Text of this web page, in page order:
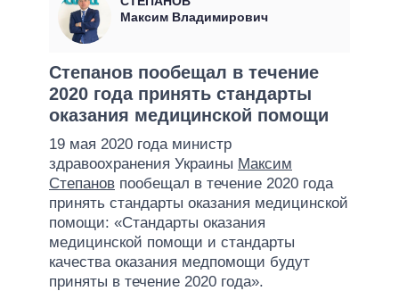
МНЕНИЯ
ОБЗОРЫ
ДАЙДЖЕСТЫ
МИР
ВСЕ ПОЛИТИКИ
ПРЕЗИДЕНТ И ОФИС
ВЕРХОВНАЯ РАДА
КАБИНЕТ МИНИСТРОВ
ГЛАВЫ ОБЛАДМИНИСТРАЦИЙ
МЭРЫ
ВСЕ ПЕРСОНЫ
ИНФОГРАФИКА
ПОДДЕРЖАТЬ
Максим Владимирович
Степанов пообещал в течение
2020 года принять стандарты
оказания медицинской помощи
19 мая 2020 года министр
здравоохранения Украины Максим
Степанов пообещал в течение 2020 года
принять стандарты оказания медицинской
помощи: «Стандарты оказания
медицинской помощи и стандарты
качества оказания медпомощи будут
приняты в течение 2020 года».